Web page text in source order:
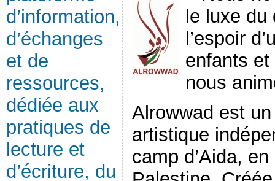
d’information,
d’échanges
et de
ressources,
dédiée aux
pratiques de
lecture et
d’écriture, du
le luxe
l’espoir
enfants
nous
Alrowwad est
artistique
camp d’Aida,